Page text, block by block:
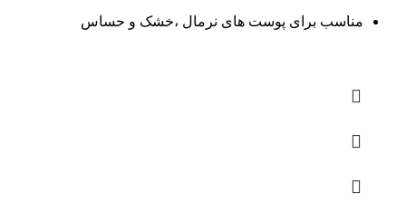
مناسب برای پوست های نرمال ،خشک و حساس